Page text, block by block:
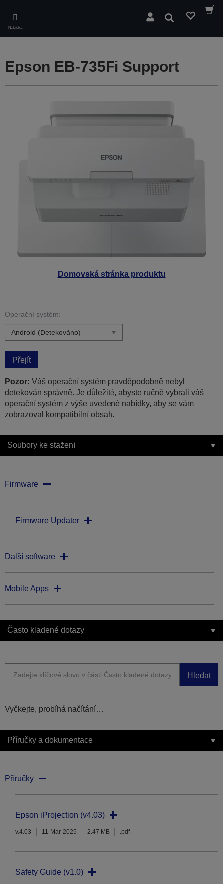
main
content
Nabídka
Hledat
Domovská stránka produktu
Epson EB-735Fi Support
Operační systém:
Přejít
Pozor: Váš operační systém pravděpodobně nebyl
detekován správně. Je důležité, abyste ručně vybrali váš
operační systém z výše uvedené nabídky, aby se vám
zobrazoval kompatibilní obsah.
Soubory ke stažení
Firmware
Firmware Updater
Další software
Mobile Apps
Často kladené dotazy
Hledat
Vyčkejte, probíhá načítání…
Příručky a dokumentace
Příručky
Epson iProjection (v4.03)
v.4.03 11-Mar-2025 2.47 MB .pdf
Safety Guide (v1.0)